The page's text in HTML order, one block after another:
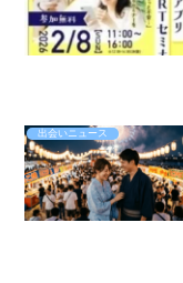
出会いニュース